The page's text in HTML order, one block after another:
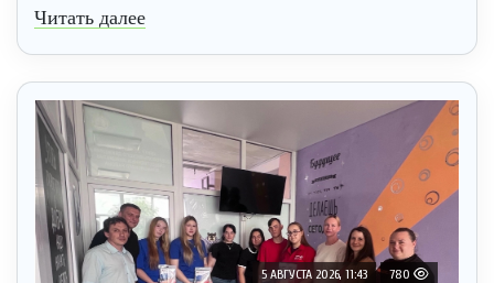
Читать далее
5 АВГУСТА 2026, 11:43 780